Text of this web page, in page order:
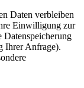
Daten verbleiben
Einwilligung zur
Ihrer Anfrage).